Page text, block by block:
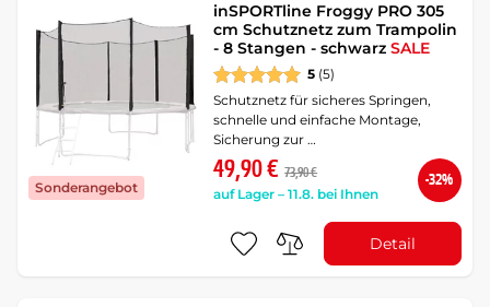
Sonderangebot
inSPORTline Froggy PRO 305
cm Schutznetz zum Trampolin
- 8 Stangen - schwarzSALE
5 (5)
Schutznetz für sicheres Springen,
schnelle und einfache Montage,
Sicherung zur …
49,90 € 73,90 €
auf Lager – 11.8. bei Ihnen
-32%
Detail